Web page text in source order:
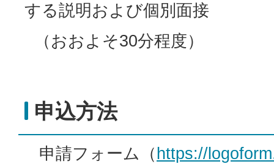
する説明および個別面接
（おおよそ30分程度）
申込方法
申請フォーム（ https://